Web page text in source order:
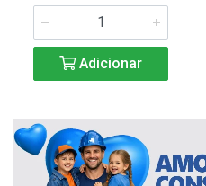
Adicionar